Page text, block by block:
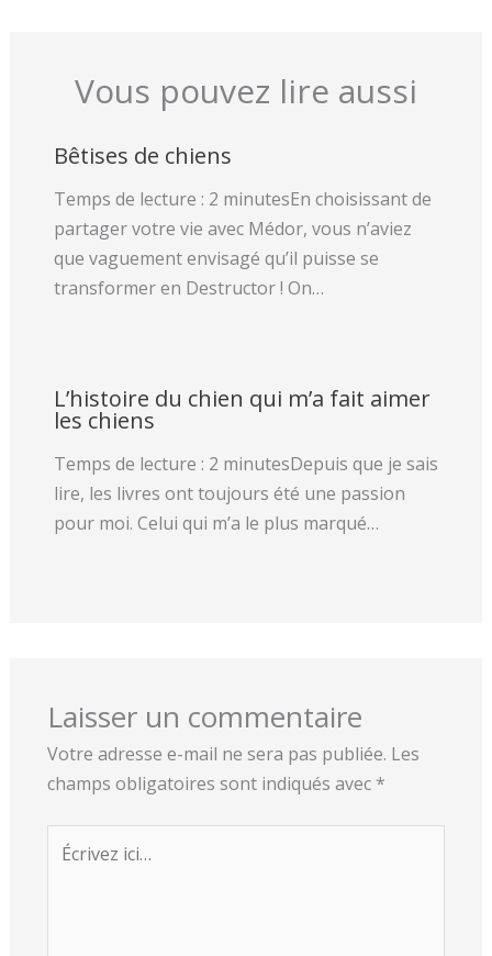
Vous pouvez lire aussi
Bêtises de chiens
Temps de lecture : 2 minutesEn choisissant de
partager votre vie avec Médor, vous n’aviez
que vaguement envisagé qu’il puisse se
transformer en Destructor ! On…
L’histoire du chien qui m’a fait aimer
les chiens
Temps de lecture : 2 minutesDepuis que je sais
lire, les livres ont toujours été une passion
pour moi. Celui qui m’a le plus marqué…
Laisser un commentaire
Votre adresse e-mail ne sera pas publiée. Les
champs obligatoires sont indiqués avec *
Écrivez
ici…